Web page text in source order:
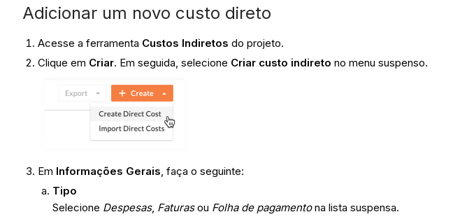
Adicionar um novo custo direto
Acesse a ferramenta Custos Indiretos do projeto.
Clique em Criar. Em seguida, selecione Criar custo indireto no menu suspenso.
Em Informações Gerais, faça o seguinte:
Tipo
Selecione Despesas, Faturasou Folha de pagamentona lista suspensa.